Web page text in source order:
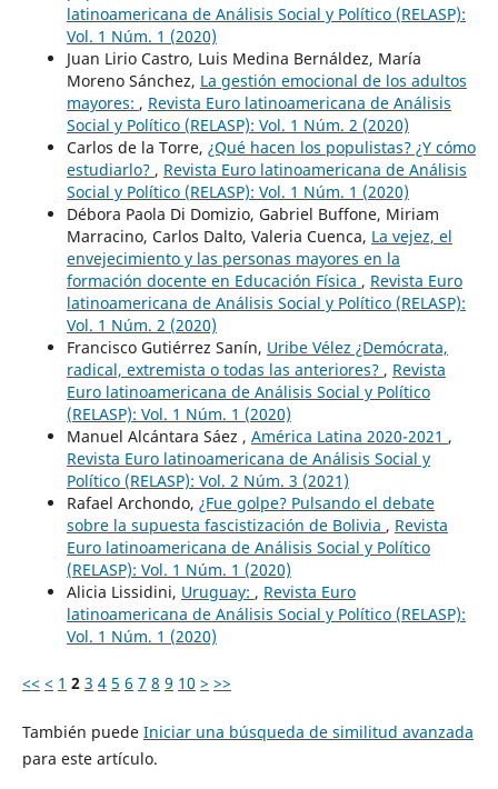
latinoamericana de Análisis Social y Político (RELASP):
Vol. 1 Núm. 1 (2020)
Juan Lirio Castro, Luis Medina Bernáldez, María
Moreno Sánchez, La gestión emocional de los adultos
mayores: , Revista Euro latinoamericana de Análisis
Social y Político (RELASP): Vol. 1 Núm. 2 (2020)
Carlos de la Torre, ¿Qué hacen los populistas? ¿Y cómo
estudiarlo? , Revista Euro latinoamericana de Análisis
Social y Político (RELASP): Vol. 1 Núm. 1 (2020)
Débora Paola Di Domizio, Gabriel Buffone, Miriam
Marracino, Carlos Dalto, Valeria Cuenca, La vejez, el
envejecimiento y las personas mayores en la
formación docente en Educación Física , Revista Euro
latinoamericana de Análisis Social y Político (RELASP):
Vol. 1 Núm. 2 (2020)
Francisco Gutiérrez Sanín, Uribe Vélez ¿Demócrata,
radical, extremista o todas las anteriores? , Revista
Euro latinoamericana de Análisis Social y Político
(RELASP): Vol. 1 Núm. 1 (2020)
Manuel Alcántara Sáez , América Latina 2020-2021 ,
Revista Euro latinoamericana de Análisis Social y
Político (RELASP): Vol. 2 Núm. 3 (2021)
Rafael Archondo, ¿Fue golpe? Pulsando el debate
sobre la supuesta fascistización de Bolivia , Revista
Euro latinoamericana de Análisis Social y Político
(RELASP): Vol. 1 Núm. 1 (2020)
Alicia Lissidini, Uruguay: , Revista Euro
latinoamericana de Análisis Social y Político (RELASP):
Vol. 1 Núm. 1 (2020)
<< < 1 2 3 4 5 6 7 8 9 10 > >>
También puede Iniciar una búsqueda de similitud avanzada
para este artículo.